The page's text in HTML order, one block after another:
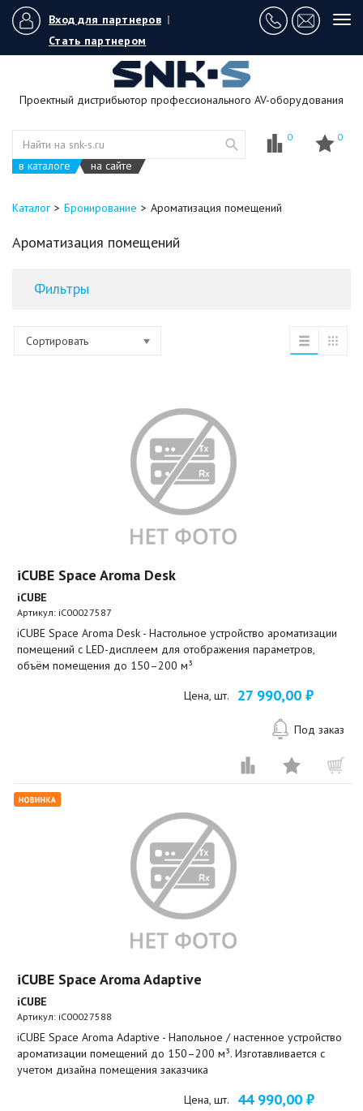
Вход для партнеров |
Стать партнером
Проектный дистрибьютор профессионального AV-оборудования
в каталоге на сайте
0 0
Каталог Бронирование Ароматизация помещений
Ароматизация помещений
Фильтры
Сортировать
iCUBE Space Aroma Desk
iCUBE
Артикул: iC00027587
iCUBE Space Aroma Desk - Настольное устройство ароматизации
помещений с LED-дисплеем для отображения параметров,
объём помещения до 150–200 м³
Цена, шт. 27 990,00 ₽
Под заказ
iCUBE Space Aroma Adaptive
iCUBE
Артикул: iC00027588
iCUBE Space Aroma Adaptive - Напольное / настенное устройство
ароматизации помещений до 150–200 м³. Изготавливается с
учетом дизайна помещения заказчика
Цена, шт. 44 990,00 ₽